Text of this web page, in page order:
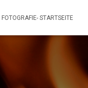
FOTOGRAFIE- STARTSEITE